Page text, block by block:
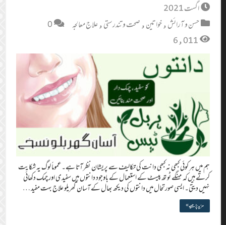
اگست 2021
حسن و آرائش,خواتین,صحت و تندرستی,علاج معالجہ
0
6,011
ہم میں ہر کوئی کبھی نہ کبھی دانت کی تکالیف سے پریشان نظر آتا ہے۔ عموماً لوگ یہ شکایت
کرتے ہیں کہ مہنگے ٹوتھ پیسٹ کے استعمال کے باوجود دانتوں میں سفیدی اور چمک دکھائی
نہیں دیتی۔ ایسی صورتحال میں دانتوں کی دیکھ بھال کے آسان گھریلو علاج بہت مفید …
مزید پڑھیے »